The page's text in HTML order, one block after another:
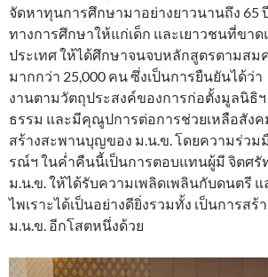
จัดหาทุนการศึกษามาอย่างยาวนานถึง 65
ทางการศึกษาให้แก่เด็ก และเยาวชนที่ขา
ประเทศ ให้ได้ศึกษาจนจบหลักสูตรตามสม
มากกว่า 25,000 คน ซึ่งเป็นการยืนยันได้ว่า
งานตามวัตถุประสงค์ของการก่อตั้งมูลนิธิฯ
ธรรม และมีคุณูปการต่อการช่วยเหลือสังค
สร้างสะพานบุญของ ม.น.ข. โดยความร่ว
รณ์ฯ ในค่ำคืนนี้เป็นการตอบแทนผู้มี จิตศ
ม.น.ข. ให้ได้รับความเพลิดเพลินกับดนตรี แ
ไพเราะได้เป็นอย่างดียิ่งรวมทั้ง เป็นการส
ม.น.ข. อีกโสตหนึ่งด้วย